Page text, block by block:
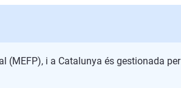
(MEFP), i a Catalunya és gestionada per